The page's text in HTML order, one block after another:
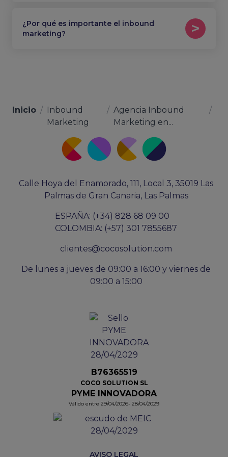
¿Por qué es importante el inbound
marketing?
Inicio / Inbound
Marketing
/ Agencia Inbound
Marketing en...
/
Calle Hoya del Enamorado, 111, Local 3, 35019 Las
Palmas de Gran Canaria, Las Palmas
ESPAÑA: (+34) 828 68 09 00
COLOMBIA: (+57) 301 7855687
clientes@cocosolution.com
De lunes a jueves de 09:00 a 16:00 y viernes de
09:00 a 15:00
B76365519
COCO SOLUTION SL
PYME INNOVADORA
Válido entre 29/04/2026- 28/04/2029
AVISO LEGAL